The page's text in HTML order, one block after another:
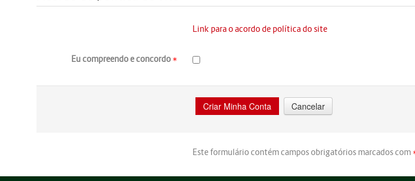
Link para o acordo de política do site
Eu compreendo e concordo
Este formulário contém campos obrigatórios marcados com